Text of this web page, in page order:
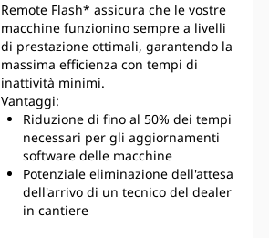
Remote Flash* assicura che le vostre
macchine funzionino sempre a livelli
di prestazione ottimali, garantendo la
massima efficienza con tempi di
inattività minimi.
Vantaggi:
Riduzione di fino al 50% dei tempi
necessari per gli aggiornamenti
software delle macchine
Potenziale eliminazione dell'attesa
dell'arrivo di un tecnico del dealer
in cantiere